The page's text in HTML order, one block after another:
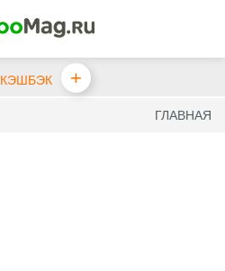
КЭШБЭК +
ГЛАВНАЯ